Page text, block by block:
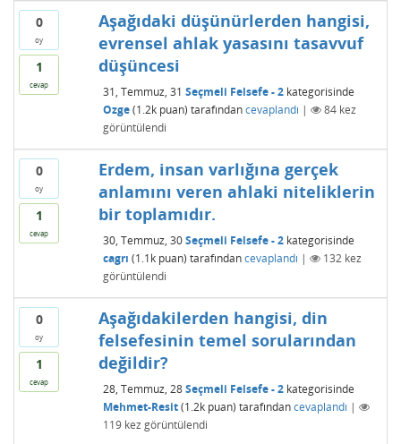
0
oy
1
cevap
Aşağıdaki düşünürlerden hangisi,
evrensel ahlak yasasını tasavvuf
düşüncesi
31, Temmuz, 31 Seçmeli Felsefe - 2kategorisinde
Ozge (1.2kpuan) tarafından cevaplandı | 84kez
görüntülendi
0
oy
1
cevap
Erdem, insan varlığına gerçek
anlamını veren ahlaki niteliklerin
bir toplamıdır.
30, Temmuz, 30 Seçmeli Felsefe - 2kategorisinde
cagrı (1.1kpuan) tarafından cevaplandı | 132kez
görüntülendi
0
oy
1
cevap
Aşağıdakilerden hangisi, din
felsefesinin temel sorularından
değildir?
28, Temmuz, 28 Seçmeli Felsefe - 2kategorisinde
Mehmet-Resit (1.2kpuan) tarafından cevaplandı |
119kez görüntülendi